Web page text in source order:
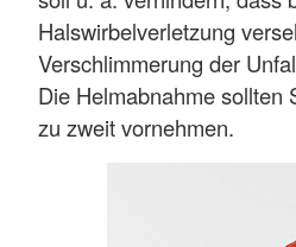
Halswirbelverletzung
Verschlimmerung der
Die Helmabnahme sollten
zu zweit vornehmen.